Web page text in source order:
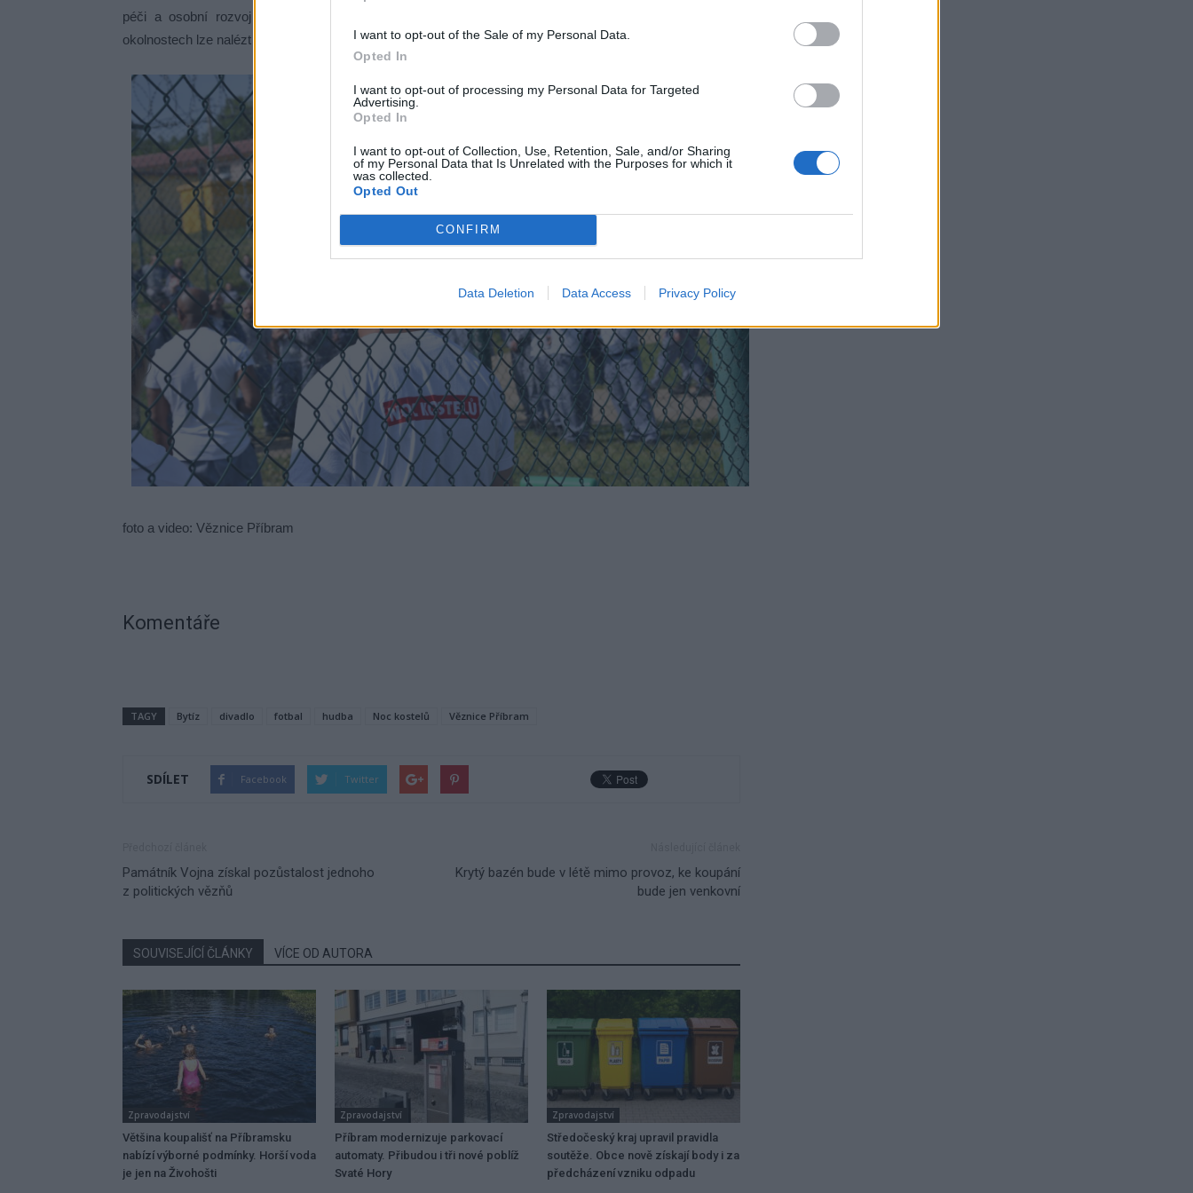
I want to opt-out of the Sale of my Personal Data.
Opted In
I want to opt-out of processing my Personal Data for Targeted
Advertising.
Opted In
I want to opt-out of Collection, Use, Retention, Sale, and/or Sharing
of my Personal Data that Is Unrelated with the Purposes for which it
was collected.
Opted Out
CONFIRM
Data Deletion Data Access Privacy Policy
péči a osobní rozvoj vězňů. Tato iniciativa přinesla inspiraci, naději a ukázala, že i v nepříznivých
okolnostech lze nalézt světlo a moudrost.
foto a video: Věznice Příbram
Komentáře
TAGY Bytíz divadlo fotbal hudba Noc kostelů Věznice Příbram
SDÍLET Facebook Twitter
Památník Vojna získal pozůstalost jednoho
z politických vězňů
Krytý bazén bude v létě mimo provoz, ke koupání
bude jen venkovní
SOUVISEJÍCÍ ČLÁNKY VÍCE OD AUTORA
Zpravodajství
Většina koupališť na Příbramsku
nabízí výborné podmínky. Horší voda
je jen na Živohošti
Zpravodajství
Příbram modernizuje parkovací
automaty. Přibudou i tři nové poblíž
Svaté Hory
Zpravodajství
Středočeský kraj upravil pravidla
soutěže. Obce nově získají body i za
předcházení vzniku odpadu